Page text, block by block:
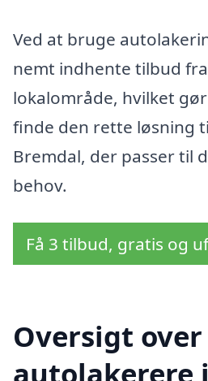
Ved at bruge
nemt indhente tilbud
lokalområde, hvilket
finde den rette løsning
Bremdal, der passer til
behov.
Få 3 tilbud, gratis og
Oversigt over
autolakerere